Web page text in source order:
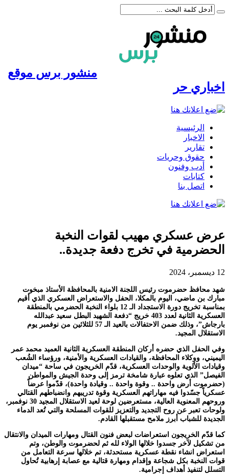
منشور برس موقع
اخباري حر
الرئيسية
الاخبار
تقارير
حقوق وحريات
أدب وفنون
كتابات
اتصل بنا
عرض عسكري مهيب لقوات النخبة
الحضرمية في تخرج دفعة جديدة..
12 ديسمبر، 2024
شهد محافظ حضرموت رئيس اللجنة الامنية بالمحافظة الأستاذ مبخوت
مبارك بن ماضي، اليوم بالمكلا، الحفل والاستعراض العسكري الذي أقيم
بمناسبة تخريج دورة الاستجداد الـ 12 بلواء النخبة الحضرمي بالمنطقة
العسكرية الثانية لعدد 403 خريج “دفعة الشهيد البطل سعيد عبدالله
بارجاش”، وذلك ضمن الاحتفالات بالعيد الـ 57 للثلاثين من نوفمبر يوم
الاستقلال المجيد.
وفي الحفل الذي حضره أركان المنطقة العسكرية الثانية العميد محمد عمر
اليميني، ووكلاء المحافظة، والقيادات العسكرية والأمنية، ورؤساء الشُعب
وقيادات الألوية والوحدات العسكرية، قدّم الخريجون في ساحة “ميدان
الفيصل” الذي تعلوه عبارة شامخة ترمز إلى وحدة الجيش والمواطن
(حضرموت أرض واحدة .. وقوة واحدة .. وقيادة واحدة)، قدّموا عرضاً
عسكرياً جسّدوا فيه مهاراتهم العسكرية وقوة تدريبهم وانضباطهم القتالي
وروحهم المعنوية العالية، مستعرضين لوحة لعيد الاستقلال المجيد 30 نوفمبر،
ولوحات تعبر عن روح التجديد والتعزيز للقوات المسلحة والتي تُعد الدماء
الجديدة للشباب أبرز ملامح مستقبلها القادم.
كما قدّم الخريجون استعراضات لبعض فنون القتال ومهارات الميدان والانتقال
من تشكيل لآخر جسدوا خلالها الولاء لله ثم لحضرموت والوطن، وتم
استعراض انشاء نقطة عسكرية مستحدثة، تم خلالها سرعة التعامل من
قوات النخبة بكل شجاعة وإقدام ومهارة قتالية مع عصابة إرهابية تُحاول
التسلل لتنفيذ أهداف إجرامية.